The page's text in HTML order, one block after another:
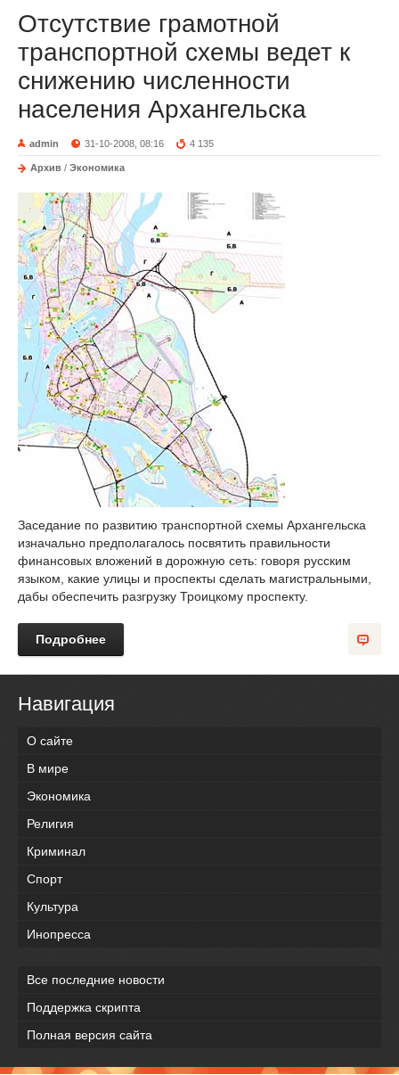
Отсутствие грамотной
транспортной схемы ведет к
снижению численности
населения Архангельска
admin 31-10-2008, 08:16 4 135
Архив / Экономика
Заседание по развитию транспортной схемы Архангельска
изначально предполагалось посвятить правильности
финансовых вложений в дорожную сеть: говоря русским
языком, какие улицы и проспекты сделать магистральными,
дабы обеспечить разгрузку Троицкому проспекту.
Подробнее
Навигация
О сайте
В мире
Экономика
Религия
Криминал
Спорт
Культура
Инопресса
Все последние новости
Поддержка скрипта
Полная версия сайта